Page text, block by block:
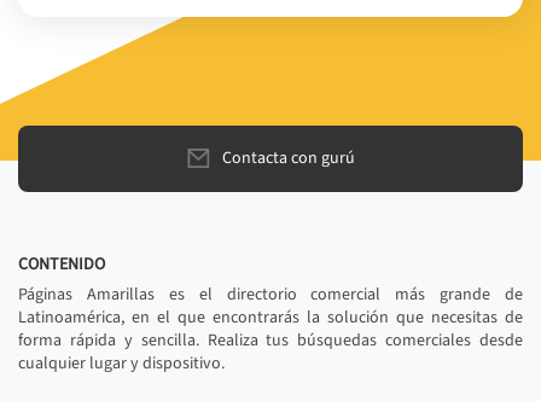
Contacta con gurú
CONTENIDO
Páginas Amarillas es el directorio comercial más grande de
Latinoamérica, en el que encontrarás la solución que necesitas de
forma rápida y sencilla. Realiza tus búsquedas comerciales desde
cualquier lugar y dispositivo.